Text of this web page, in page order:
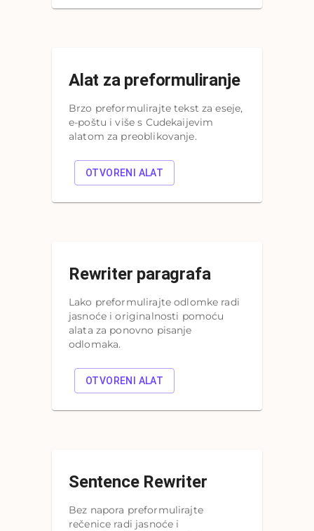
Alat za preformuliranje
Brzo preformulirajte tekst za eseje,
e-poštu i više s Cudekaijevim
alatom za preoblikovanje.
OTVORENI ALAT
Rewriter paragrafa
Lako preformulirajte odlomke radi
jasnoće i originalnosti pomoću
alata za ponovno pisanje
odlomaka.
OTVORENI ALAT
Sentence Rewriter
Bez napora preformulirajte
rečenice radi jasnoće i